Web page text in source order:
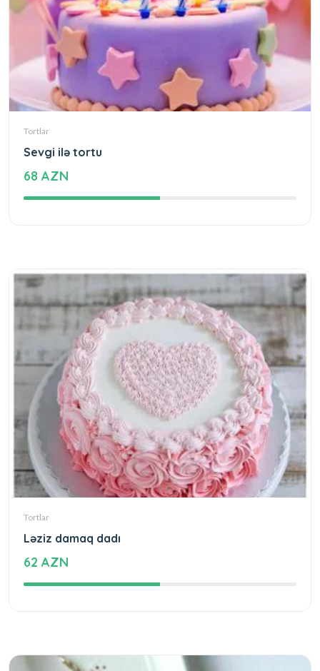
Tortlar
Sevgi ilə tortu
68 AZN
Tortlar
Ləziz damaq dadı
62 AZN